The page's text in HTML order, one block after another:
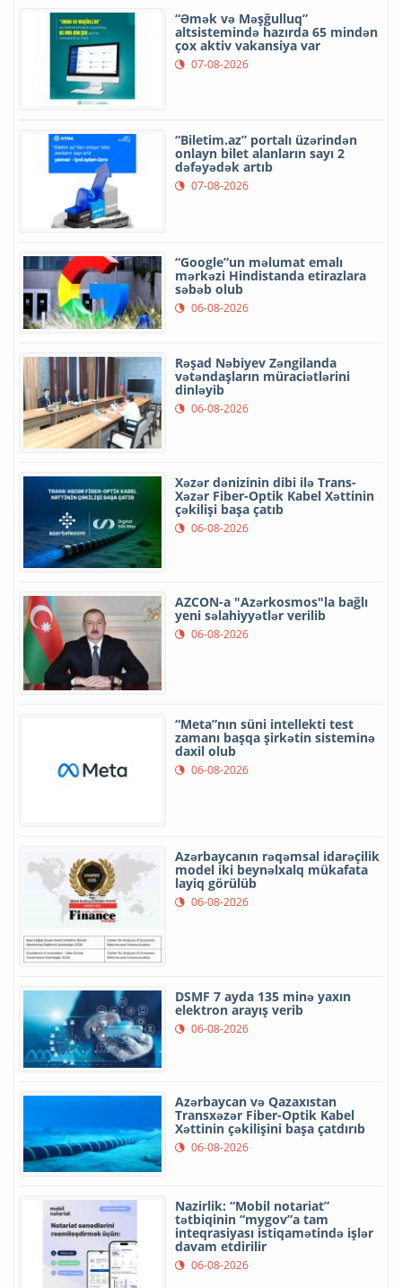
“Əmək və Məşğulluq”
altsistemində hazırda 65 mindən
çox aktiv vakansiya var
07-08-2026
“Biletim.az” portalı üzərindən
onlayn bilet alanların sayı 2
dəfəyədək artıb
07-08-2026
“Google”un məlumat emalı
mərkəzi Hindistanda etirazlara
səbəb olub
06-08-2026
Rəşad Nəbiyev Zəngilanda
vətəndaşların müraciətlərini
dinləyib
06-08-2026
Xəzər dənizinin dibi ilə Trans-
Xəzər Fiber-Optik Kabel Xəttinin
çəkilişi başa çatıb
06-08-2026
AZCON-a "Azərkosmos"la bağlı
yeni səlahiyyətlər verilib
06-08-2026
“Meta”nın süni intellekti test
zamanı başqa şirkətin sisteminə
daxil olub
06-08-2026
Azərbaycanın rəqəmsal idarəçilik
model iki beynəlxalq mükafata
layiq görülüb
06-08-2026
DSMF 7 ayda 135 minə yaxın
elektron arayış verib
06-08-2026
Azərbaycan və Qazaxıstan
Transxəzər Fiber-Optik Kabel
Xəttinin çəkilişini başa çatdırıb
06-08-2026
Nazirlik: “Mobil notariat”
tətbiqinin “mygov”a tam
inteqrasiyası istiqamətində işlər
davam etdirilir
06-08-2026